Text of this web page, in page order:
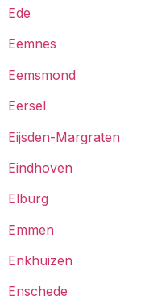
Ede
Eemnes
Eemsmond
Eersel
Eijsden-Margraten
Eindhoven
Elburg
Emmen
Enkhuizen
Enschede